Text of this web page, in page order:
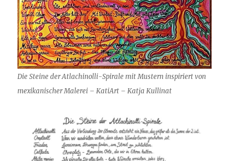
Die Steine der Atlachinolli-Spirale mit Mustern inspiriert von
mexikanischer Malerei – KatiArt – Katja Kullinat